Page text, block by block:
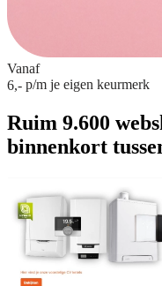
Vanaf
6,- p/m je eigen keurmerk
Ruim 9.600
binnenkort